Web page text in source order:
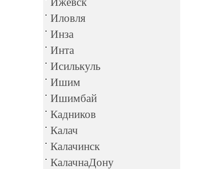
Иловля
Инза
Инта
Исилькуль
Ишим
Ишимбай
Кадников
Калач
Калачинск
КалачнаДону